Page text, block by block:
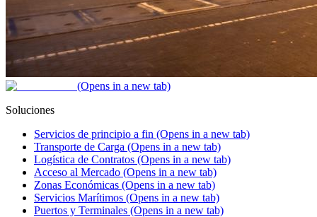
(Opens in a new tab)
Soluciones
Servicios de principio a fin (Opens in a new tab)
Transporte de Carga (Opens in a new tab)
Logística de Contratos (Opens in a new tab)
Acceso al Mercado (Opens in a new tab)
Zonas Económicas (Opens in a new tab)
Servicios Marítimos (Opens in a new tab)
Puertos y Terminales (Opens in a new tab)